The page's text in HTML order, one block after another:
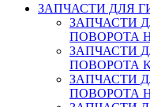
ЗАПЧАСТИ ДЛЯ
ЗАПЧАСТИ
ПОВОРОТА
ЗАПЧАСТИ
ПОВОРОТА
ЗАПЧАСТИ
ПОВОРОТА